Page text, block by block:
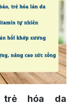
trẻ hóa da